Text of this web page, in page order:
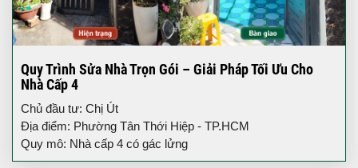
Quy Trình Sửa Nhà Trọn Gói – Giải Pháp Tối Ưu Cho
Nhà Cấp 4
Chủ đầu tư: Chị Út
Địa điểm: Phường Tân Thới Hiệp - TP.HCM
Quy mô: Nhà cấp 4 có gác lửng